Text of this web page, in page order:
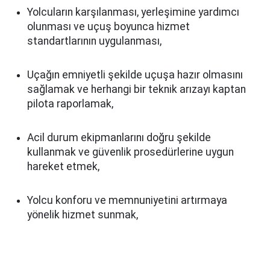
Yolcuların karşılanması, yerleşimine yardımcı
olunması ve uçuş boyunca hizmet
standartlarının uygulanması,
Uçağın emniyetli şekilde uçuşa hazır olmasını
sağlamak ve herhangi bir teknik arızayı kaptan
pilota raporlamak,
Acil durum ekipmanlarını doğru şekilde
kullanmak ve güvenlik prosedürlerine uygun
hareket etmek,
Yolcu konforu ve memnuniyetini artırmaya
yönelik hizmet sunmak,